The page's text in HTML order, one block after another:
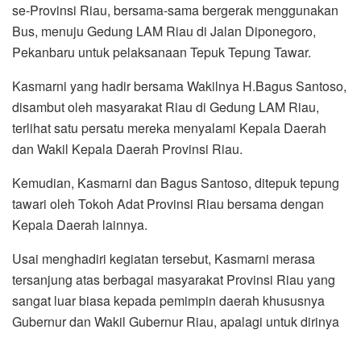
se-Provinsi Riau, bersama-sama bergerak menggunakan
Bus, menuju Gedung LAM Riau di Jalan Diponegoro,
Pekanbaru untuk pelaksanaan Tepuk Tepung Tawar.
Kasmarni yang hadir bersama Wakilnya H.Bagus Santoso,
disambut oleh masyarakat Riau di Gedung LAM Riau,
terlihat satu persatu mereka menyalami Kepala Daerah
dan Wakil Kepala Daerah Provinsi Riau.
Kemudian, Kasmarni dan Bagus Santoso, ditepuk tepung
tawari oleh Tokoh Adat Provinsi Riau bersama dengan
Kepala Daerah lainnya.
Usai menghadiri kegiatan tersebut, Kasmarni merasa
tersanjung atas berbagai masyarakat Provinsi Riau yang
sangat luar biasa kepada pemimpin daerah khususnya
Gubernur dan Wakil Gubernur Riau, apalagi untuk dirinya